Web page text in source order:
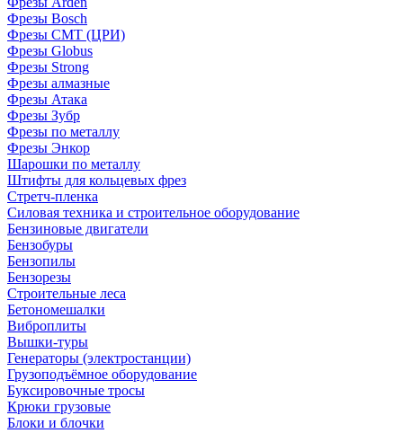
Фрезы Bosch
Фрезы CMT (ЦРИ)
Фрезы Globus
Фрезы Strong
Фрезы алмазные
Фрезы Атака
Фрезы Зубр
Фрезы по металлу
Фрезы Энкор
Шарошки по металлу
Штифты для кольцевых фрез
Стретч-пленка
Силовая техника и строительное оборудование
Бензиновые двигатели
Бензобуры
Бензопилы
Бензорезы
Строительные леса
Бетономешалки
Виброплиты
Вышки-туры
Генераторы (электростанции)
Грузоподъёмное оборудование
Буксировочные тросы
Крюки грузовые
Блоки и блочки